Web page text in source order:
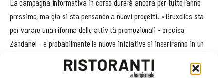
La campagna informativa in corso durerà ancora per tutto l’anno
prossimo, ma già si sta pensando a nuovi progetti. «Bruxelles sta
per varare una riforma delle attività promozionali - precisa
Zandanel - e probabilmente le nuove iniziative si inseriranno in un
quadro cooperativo interregionale e intereuropeo. In questo senso
sono già state avviate trattative per future collaborazioni con